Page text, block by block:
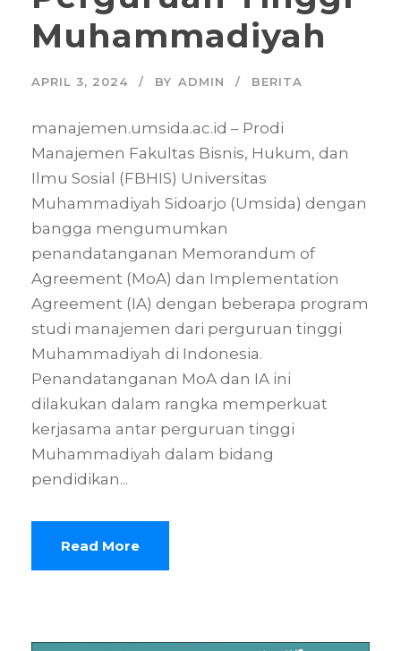
Muhammadiyah
APRIL 3, 2024 BY ADMIN BERITA
manajemen.umsida.ac.id – Prodi
Manajemen Fakultas Bisnis, Hukum, dan
Ilmu Sosial (FBHIS) Universitas
Muhammadiyah Sidoarjo (Umsida) dengan
bangga mengumumkan
penandatanganan Memorandum of
Agreement (MoA) dan Implementation
Agreement (IA) dengan beberapa program
studi manajemen dari perguruan tinggi
Muhammadiyah di Indonesia.
Penandatanganan MoA dan IA ini
dilakukan dalam rangka memperkuat
kerjasama antar perguruan tinggi
Muhammadiyah dalam bidang
pendidikan...
Read More